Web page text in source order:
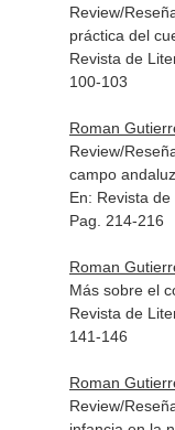
Review/
práctica del
Revista de
100-103
Roman
Review/
campo
En: Revista
Pag. 214-216
Roman
Más sobre el
Revista de
141-146
Roman
Review/